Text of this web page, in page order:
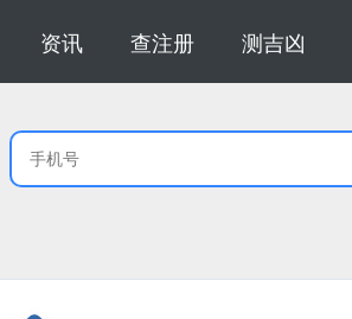
资讯 查注册 测吉凶